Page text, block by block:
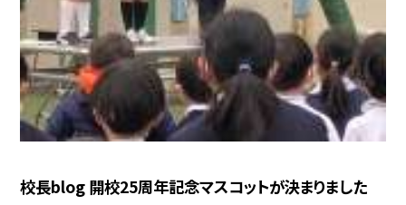
校長blog 開校25周年記念マスコットが決まりました